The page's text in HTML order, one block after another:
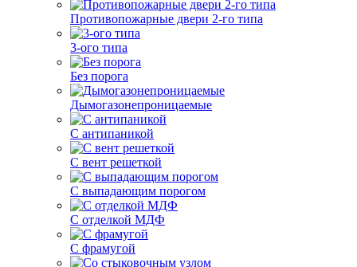
Противопожарные двери 2-го типа
3-ого типа
Без порога
Дымогазонепроницаемые
С антипаникой
С вент решеткой
С выпадающим порогом
С отделкой МДФ
С фрамугой